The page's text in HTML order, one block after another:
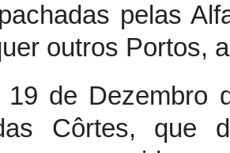
pelas
outros Portos,
19 de Dezembro
Côrtes, que